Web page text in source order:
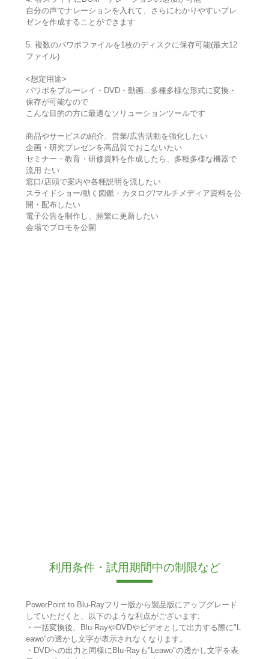
自分の声でナレーションを入れて、さらにわかりやすいプレ
ゼンを作成することができます
5. 複数のパワポファイルを1枚のディスクに保存可能(最大12
ファイル)
<想定用途>
パワポをブルーレイ・DVD・動画...多種多様な形式に変換・
保存が可能なので
こんな目的の方に最適なソリューションツールです
商品やサービスの紹介、営業/広告活動を強化したい
企画・研究プレゼンを高品質でおこないたい
セミナー・教育・研修資料を作成したら、多種多様な機器で
流用 たい
窓口/店頭で案内や各種説明を流したい
スライドショー/動く図鑑・カタログ/マルチメディア資料を公
開・配布したい
電子公告を制作し、頻繁に更新したい
会場でプロモを公開
利用条件・試用期間中の制限など
PowerPoint to Blu-Rayフリー版から製品版にアップグレード
していただくと、以下のような利点がございます:
・一括変換後、Blu-RayやDVDやビデオとして出力する際に"L
eawo"の透かし文字が表示されなくなります。
・DVDへの出力と同様にBlu-Rayも"Leawo"の透かし文字を表